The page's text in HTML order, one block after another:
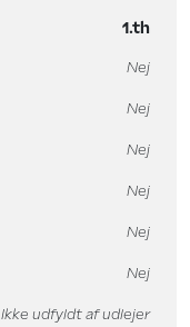
1.th
Nej
Nej
Nej
Nej
Nej
Nej
Ikke udfyldt af udlejer